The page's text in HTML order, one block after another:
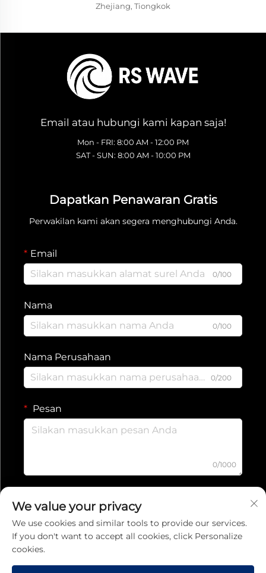
Zhejiang, Tiongkok
Email atau hubungi kami kapan saja!
Mon - FRI: 8:00 AM - 12:00 PM
SAT - SUN: 8:00 AM - 10:00 PM
Dapatkan Penawaran Gratis
Perwakilan kami akan segera menghubungi Anda.
Email
0/100
Nama
0/100
Nama Perusahaan
0/200
Pesan
0/1000
Kirim
Kebijakan Privasi
We value your privacy
We use cookies and similar tools to provide our services.
If you don't want to accept all cookies, click Personalize
cookies.